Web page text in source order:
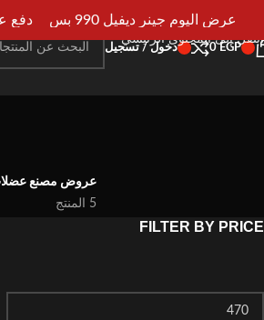
انتقل إلى التنقل
انتقل إلى المحتوى الرئيسي
0EGP دخول / تسجيل
عروض مصنع
5 المنتج
FILTER BY PRICE
عرض اليوم جينر ديفيل 990 بس دفع